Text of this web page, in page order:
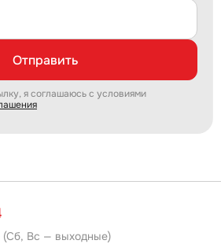
Отправить
я соглашаюсь с условиями
Вс — выходные)